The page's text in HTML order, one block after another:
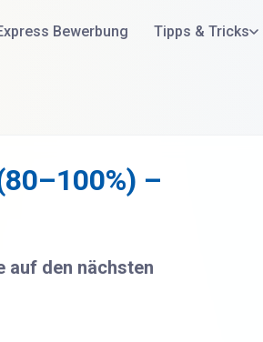
Bewerbung Tipps & Tricks
–
auf den nächsten